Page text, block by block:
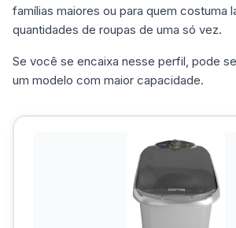
famílias maiores ou para quem costuma
quantidades de roupas de uma só vez.
Se você se encaixa nesse perfil, pode
um modelo com maior capacidade.